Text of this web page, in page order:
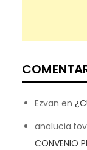
Ezvan en
CONVENIO